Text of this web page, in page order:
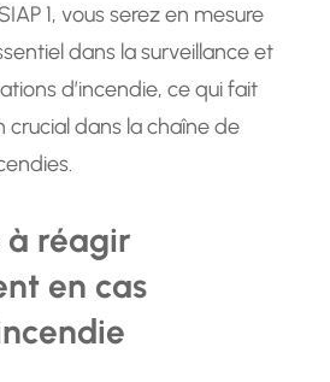
1, vous serez en mesure
dans la surveillance et
d’incendie, ce qui fait
crucial dans la chaîne de
à réagir
en cas